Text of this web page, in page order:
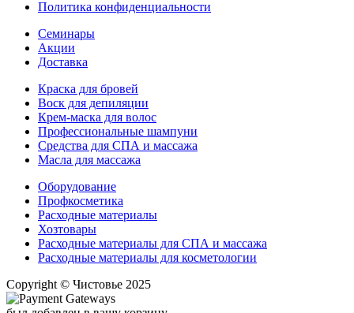
Политика конфиденциальности
Семинары
Акции
Доставка
Краска для бровей
Воск для депиляции
Крем-маска для волос
Профессиональные шампуни
Средства для СПА и массажа
Масла для массажа
Оборудование
Профкосметика
Расходные материалы
Хозтовары
Расходные материалы для СПА и массажа
Расходные материалы для косметологии
Copyright © Чистовье 2025